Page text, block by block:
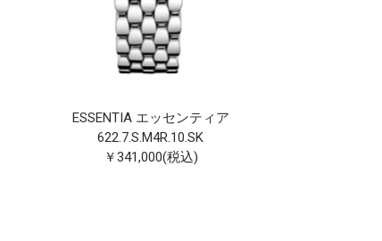
ESSENTIA エッセンティア
622.7.S.M4R.10.SK
￥341,000(税込)